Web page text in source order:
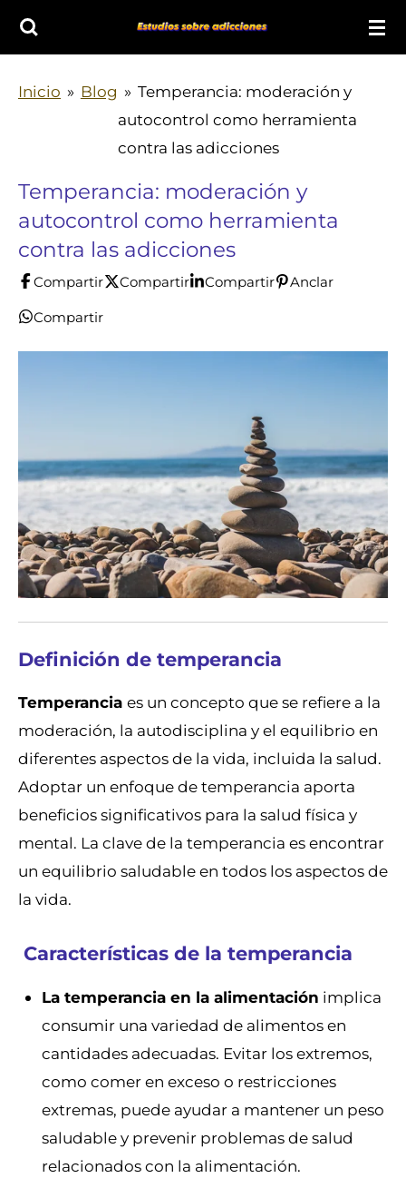
al
Inicio » Blog » Temperancia: moderación y
autocontrol como herramienta
contra las adicciones
Temperancia: moderación y
autocontrol como herramienta
contra las adicciones
Compartir Compartir Compartir Anclar
Compartir
Definición de temperancia
Temperancia es un concepto que se refiere a la
moderación, la autodisciplina y el equilibrio en
diferentes aspectos de la vida, incluida la salud.
Adoptar un enfoque de temperancia aporta
beneficios significativos para la salud física y
mental. La clave de la temperancia es encontrar
un equilibrio saludable en todos los aspectos de
la vida.
Características de la temperancia
La temperancia en la alimentación implica
consumir una variedad de alimentos en
cantidades adecuadas. Evitar los extremos,
como comer en exceso o restricciones
extremas, puede ayudar a mantener un peso
saludable y prevenir problemas de salud
relacionados con la alimentación.